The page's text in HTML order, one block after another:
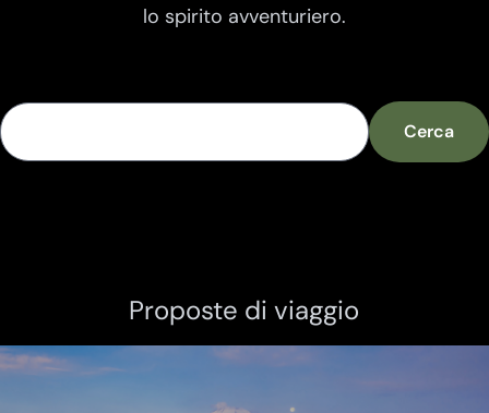
lo spirito avventuriero.
Cerca
Proposte di viaggio